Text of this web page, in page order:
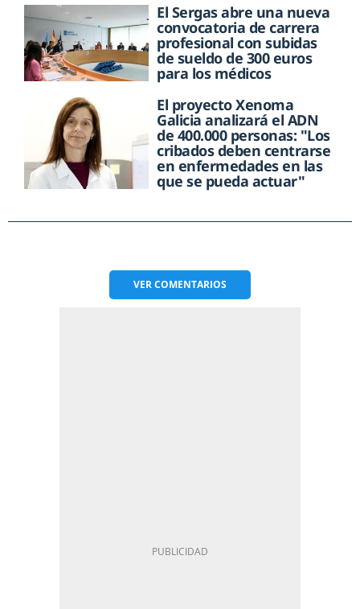
El Sergas abre una nueva
convocatoria de carrera
profesional con subidas
de sueldo de 300 euros
para los médicos
El proyecto Xenoma
Galicia analizará el ADN
de 400.000 personas: "Los
cribados deben centrarse
en enfermedades en las
que se pueda actuar"
VERCOMENTARIOS